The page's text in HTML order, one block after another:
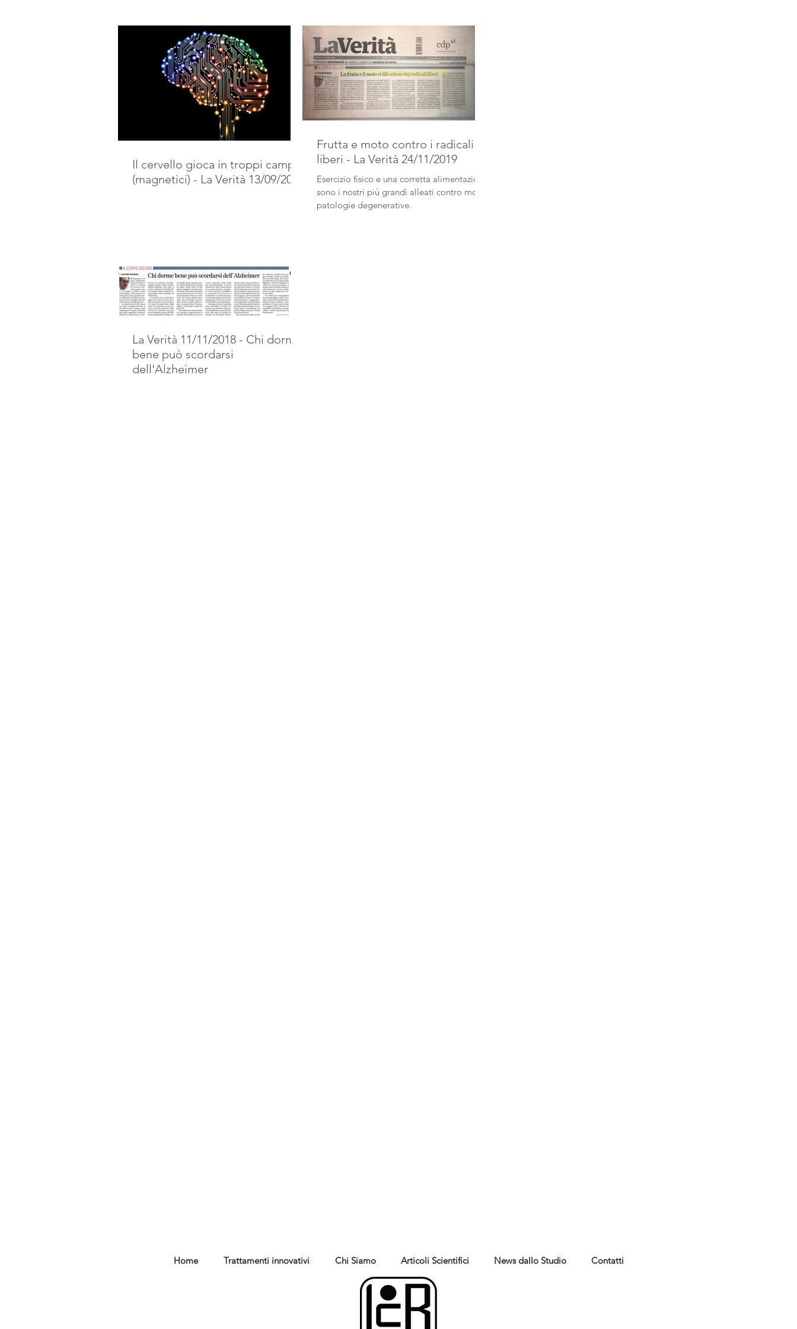
Il cervello gioca in troppi campi
(magnetici) - La Verità 13/09/2020
Frutta e moto contro i radicali
liberi - La Verità 24/11/2019
Esercizio fisico e una corretta alimentazione
sono i nostri più grandi alleati contro molto
patologie degenerative.
La Verità 11/11/2018 - Chi dorme
bene può scordarsi
dell'Alzheimer
Home Trattamenti innovativi Chi Siamo Articoli Scientifici News dallo Studio Contatti